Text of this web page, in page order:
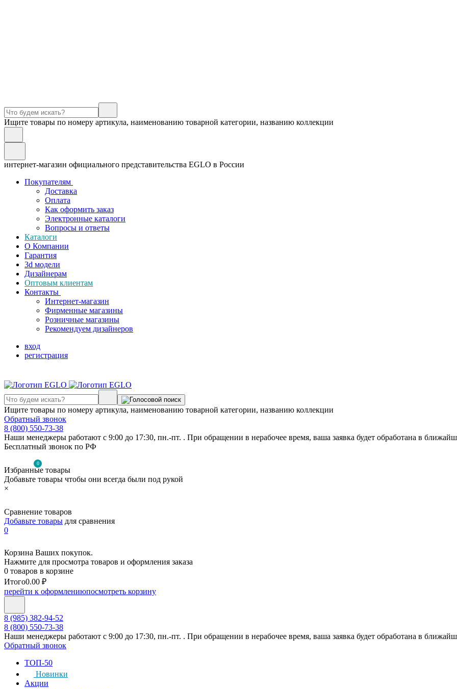
Ищите товары по номеру артикула, наименованию товарной категории, названию коллекции
интернет-магазин официального представительства EGLO в России
Покупателям
Доставка
Оплата
Как оформить заказ
Электронные каталоги
Вопросы и ответы
Каталоги
О Компании
Гарантия
3d модели
Дизайнерам
Оптовым клиентам
Контакты
Интернет-магазин
Фирменные магазины
Розничные магазины
Рекомендуем дизайнеров
вход
регистрация
Ищите товары по номеру артикула, наименованию товарной категории, названию коллекции
Обратный звонок
8 (800) 550-73-38
Наши менеджеры работают с 9:00 до 17:30, пн.-пт. . При обращении в нерабочее время, ваша заявка будет обработана в
Бесплатный звонок по РФ
0
Избранные товары
Добавьте товары чтобы они всегда были под рукой
×
Сравнение товаров
Добавьте товары для сравнения
0
Корзина Ваших покупок.
Нажмите для просмотра товаров и оформления заказа
0 товаров в корзине
Итого0.00 ₽
перейти к оформлениюпосмотреть корзину
8 (985) 382-94-52
8 (800) 550-73-38
Наши менеджеры работают с 9:00 до 17:30, пн.-пт. . При обращении в нерабочее время, ваша заявка будет обработана в
Обратный звонок
ТОП-50
Новинки
Акции